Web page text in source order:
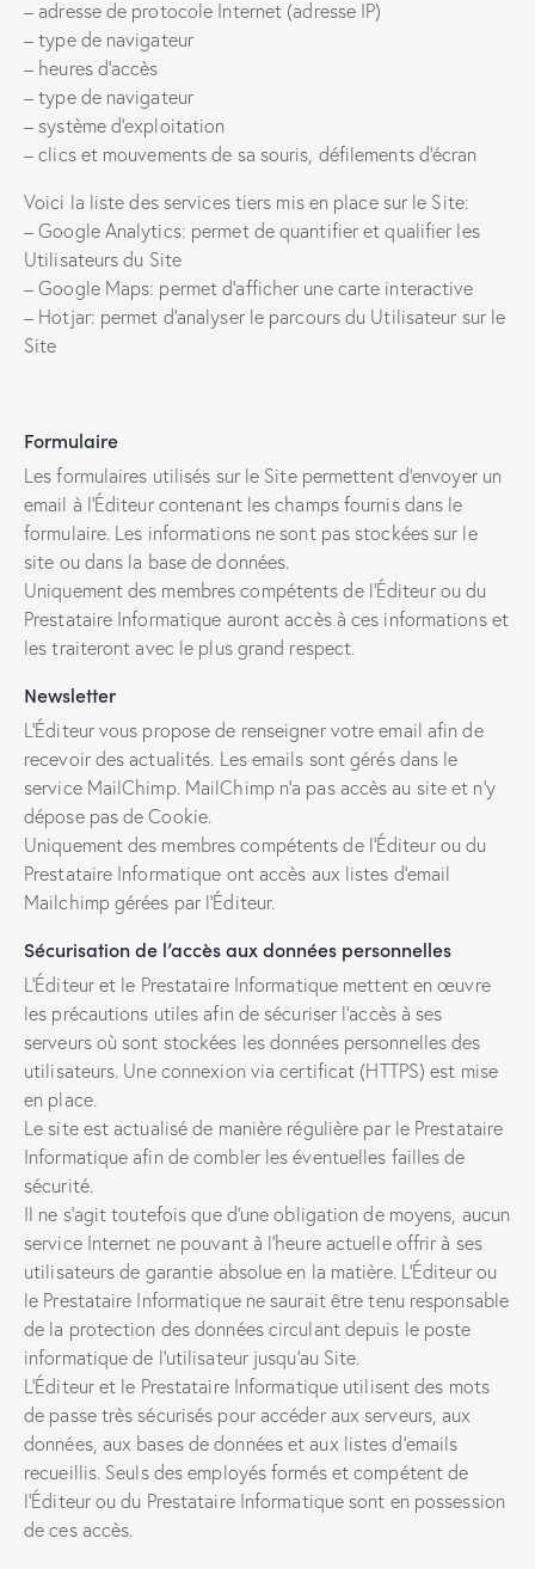
– adresse de protocole Internet (adresse IP)
– type de navigateur
– heures d’accès
– type de navigateur
– système d’exploitation
– clics et mouvements de sa souris, défilements d’écran
Voici la liste des services tiers mis en place sur le Site:
– Google Analytics: permet de quantifier et qualifier les
Utilisateurs du Site
– Google Maps: permet d’afficher une carte interactive
– Hotjar: permet d’analyser le parcours du Utilisateur sur le
Site
Formulaire
Les formulaires utilisés sur le Site permettent d’envoyer un
email à l’Éditeur contenant les champs fournis dans le
formulaire. Les informations ne sont pas stockées sur le
site ou dans la base de données.
Uniquement des membres compétents de l’Éditeur ou du
Prestataire Informatique auront accès à ces informations et
les traiteront avec le plus grand respect.
Newsletter
L’Éditeur vous propose de renseigner votre email afin de
recevoir des actualités. Les emails sont gérés dans le
service MailChimp. MailChimp n’a pas accès au site et n’y
dépose pas de Cookie.
Uniquement des membres compétents de l’Éditeur ou du
Prestataire Informatique ont accès aux listes d’email
Mailchimp gérées par l’Éditeur.
Sécurisation de l’accès aux données personnelles
L’Éditeur et le Prestataire Informatique mettent en œuvre
les précautions utiles afin de sécuriser l’accès à ses
serveurs où sont stockées les données personnelles des
utilisateurs. Une connexion via certificat (HTTPS) est mise
en place.
Le site est actualisé de manière régulière par le Prestataire
Informatique afin de combler les éventuelles failles de
sécurité.
Il ne s’agit toutefois que d’une obligation de moyens, aucun
service Internet ne pouvant à l’heure actuelle offrir à ses
utilisateurs de garantie absolue en la matière. L’Éditeur ou
le Prestataire Informatique ne saurait être tenu responsable
de la protection des données circulant depuis le poste
informatique de l’utilisateur jusqu’au Site.
L’Éditeur et le Prestataire Informatique utilisent des mots
de passe très sécurisés pour accéder aux serveurs, aux
données, aux bases de données et aux listes d’emails
recueillis. Seuls des employés formés et compétent de
l’Éditeur ou du Prestataire Informatique sont en possession
de ces accès.